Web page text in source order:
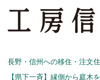
長野・信州への移住・注文
【県下一斉】縁側から庭